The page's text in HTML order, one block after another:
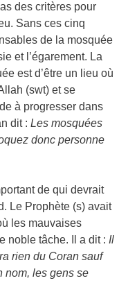
des critères pour
Sans ces cinq
de la mosquée
et l’égarement. La
est d’être un lieu où
(swt) et se
à progresser dans
dit : Les mosquées
donc personne
de qui devrait
Le Prophète (s) avait
les mauvaises
noble tâche. Il a dit : Il
rien du Coran sauf
nom, les gens se